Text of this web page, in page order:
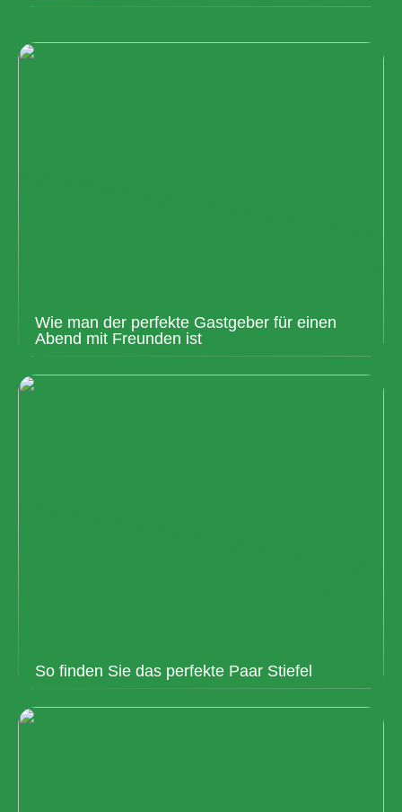
Wie man der perfekte Gastgeber für einen
Abend mit Freunden ist
So finden Sie das perfekte Paar Stiefel